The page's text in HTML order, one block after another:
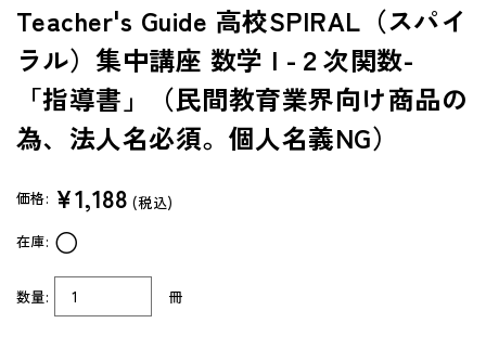
アップグレード版
（DVD-ROM簡易パッケージ）
アップグレード版
（ダウンロード）
製品サポートページ
よくあるご質問（FAQ）
株式会社 学書
Teacher's Guide 高校SPIRAL（スパイ
ラル）集中講座 数学 I -２次関数-
「指導書」（民間教育業界向け商品の
為、法人名必須。個人名義NG）
価格: ¥1,188 (税込)
数量: 冊
在庫: ○